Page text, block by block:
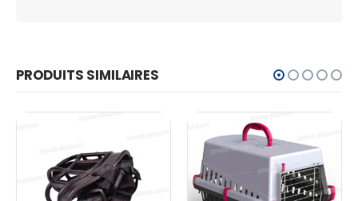
PRODUITS SIMILAIRES